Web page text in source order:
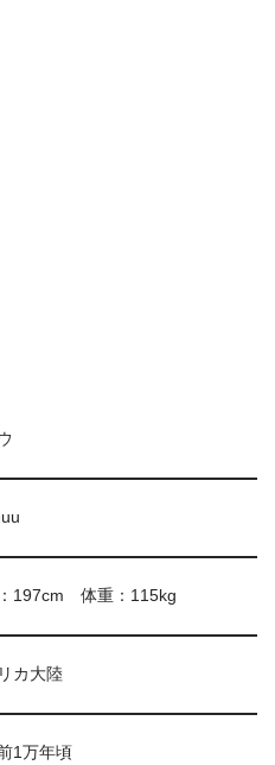
197cm 体重：115kg
カ大陸
1万年頃